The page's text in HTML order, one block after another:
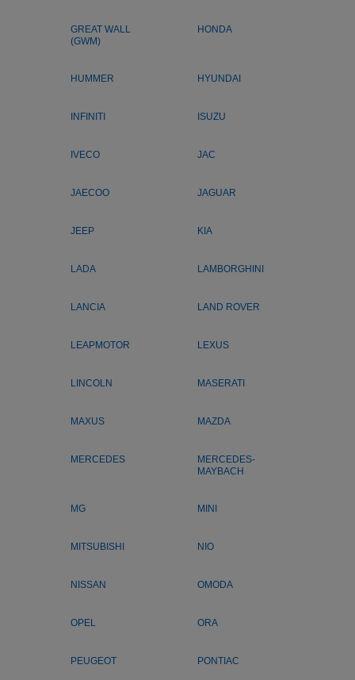
GREAT WALL
(GWM)
HONDA
HUMMER HYUNDAI
INFINITI ISUZU
IVECO JAC
JAECOO JAGUAR
JEEP KIA
LADA LAMBORGHINI
LANCIA LAND ROVER
LEAPMOTOR LEXUS
LINCOLN MASERATI
MAXUS MAZDA
MERCEDES
MERCEDES-
MAYBACH
MG MINI
MITSUBISHI NIO
NISSAN OMODA
OPEL ORA
PEUGEOT PONTIAC